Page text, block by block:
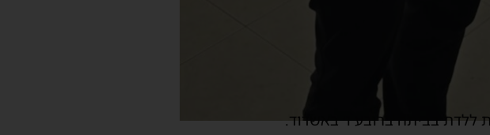
ללדת בביתה ברובע ו׳ באשדוד.